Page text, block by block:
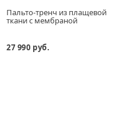
Пальто-тренч из плащевой
ткани с мембраной
27 990 руб.